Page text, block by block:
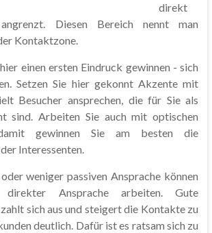
direkt
Diesen Bereich nennt man
Kontaktzone.
einen ersten Eindruck gewinnen - sich
Setzen Sie hier gekonnt Akzente mit
Besucher ansprechen, die für Sie als
sind. Arbeiten Sie auch mit optischen
gewinnen Sie am besten die
Interessenten.
weniger passiven Ansprache können
Ansprache arbeiten. Gute
sich aus und steigert die Kontakte zu
deutlich. Dafür ist es ratsam sich zu